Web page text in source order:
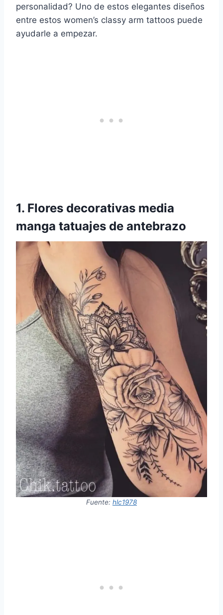
personalidad? Uno de estos elegantes diseños
entre estos women’s classy arm tattoos puede
ayudarle a empezar.
1. Flores decorativas media
manga tatuajes de antebrazo
Fuente: hlc1978